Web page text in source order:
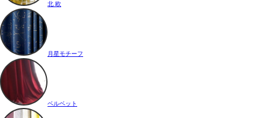
北 欧
月星モチーフ
ベルベット